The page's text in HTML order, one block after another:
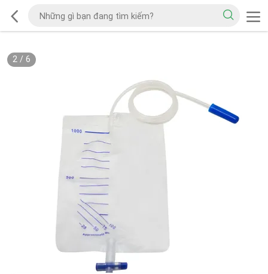
2/ 6